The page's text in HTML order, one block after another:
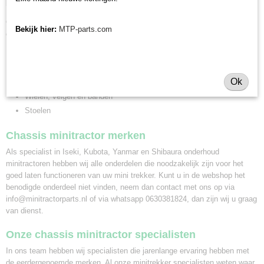
banden kunt u bij ons terecht.
Onderdelen voor chassis minitractor: bekijk ons volledige assortiment
o.a.
Wielen, velgen en banden
Stoelen
Chassis minitractor merken
Als specialist in Iseki, Kubota, Yanmar en Shibaura onderhoud
minitractoren hebben wij alle onderdelen die noodzakelijk zijn voor het
goed laten functioneren van uw mini trekker. Kunt u in de webshop het
benodigde onderdeel niet vinden, neem dan contact met ons op via
info@minitractorparts.nl of via whatsapp 0630381824, dan zijn wij u graag
van dienst.
Onze chassis minitractor specialisten
In ons team hebben wij specialisten die jarenlange ervaring hebben met
Bekijk hier: MTP-parts.com
Ok